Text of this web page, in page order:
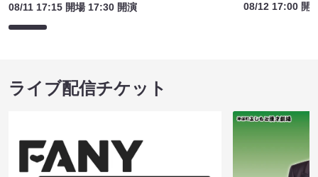
08/11 17:15 開場 17:30 開演
08/12 17:00 開
ライブ配信チケット